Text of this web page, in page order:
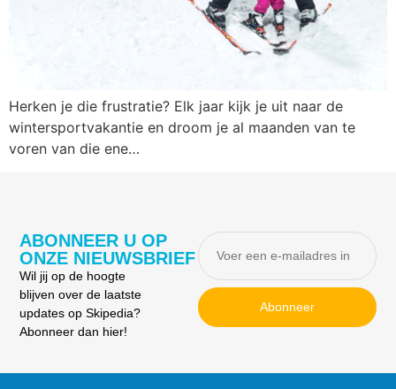
Herken je die frustratie? Elk jaar kijk je uit naar de
wintersportvakantie en droom je al maanden van te
voren van die ene…
ABONNEER U OP
ONZE NIEUWSBRIEF
Wil jij op de hoogte
blijven over de laatste
updates op Skipedia?
Abonneer dan hier!
Abonneer